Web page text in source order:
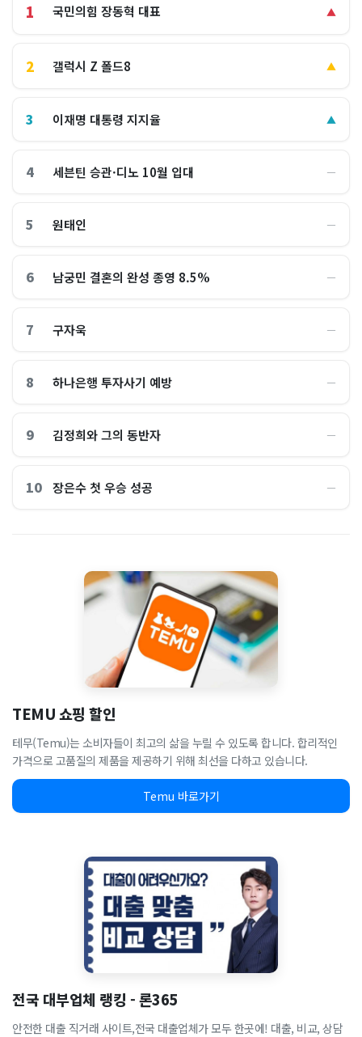
1 국민의힘 장동혁 대표 ▲
2 갤럭시 Z 폴드8 ▲
3 이재명 대통령 지지율 ▲
4 세븐틴 승관·디노 10월 입대 ―
5 원태인 ―
6 남궁민 결혼의 완성 종영 8.5% ―
7 구자욱 ―
8 하나은행 투자사기 예방 ―
9 김정희와 그의 동반자 ―
10 장은수 첫 우승 성공 ―
TEMU 쇼핑 할인
테무(Temu)는 소비자들이 최고의 삶을 누릴 수 있도록 합니다. 합리적인
가격으로 고품질의 제품을 제공하기 위해 최선을 다하고 있습니다.
Temu 바로가기
전국 대부업체 랭킹 - 론365
안전한 대출 직거래 사이트,전국 대출업체가 모두 한곳에! 대출, 비교, 상담